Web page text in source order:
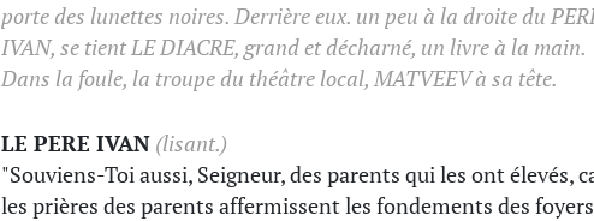
porte des lunettes noires. Derrière eux. un peu à la droite du
IVAN, se tient LE DIACRE, grand et décharné, un livre à la main.
Dans la foule, la troupe du théâtre local, MATVEEV à sa tête.
LE PERE IVAN (lisant.)
"Souviens-Toi aussi, Seigneur, des parents qui les ont élevés,
les prières des parents affermissent les fondements des